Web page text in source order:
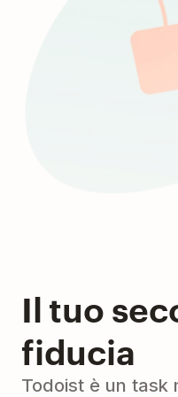
Il tuo
fiducia
Todoist è un task